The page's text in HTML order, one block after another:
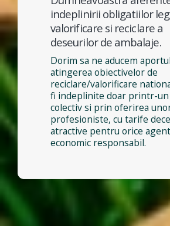
indeplinirii obligatiilor
valorificare si reciclare a
deseurilor de ambalaje.
Dorim sa ne aducem
atingerea obiectivelor de
reciclare/valorificare
fi indeplinite doar printr-
colectiv si prin oferirea
profesioniste, cu tarife
atractive pentru orice agent
economic responsabil.